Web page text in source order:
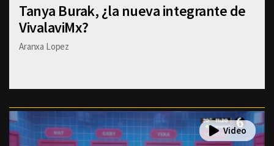
Tanya Burak, ¿la nueva integrante de
VivalaviMx?
Aranxa Lopez